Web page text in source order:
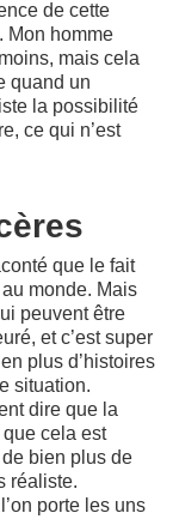
de cette
Mon homme
mais cela
quand un
la possibilité
ce qui n’est
que le fait
monde. Mais
peuvent être
et c’est super
plus d’histoires
situation.
dire que la
cela est
bien plus de
réaliste.
porte les uns